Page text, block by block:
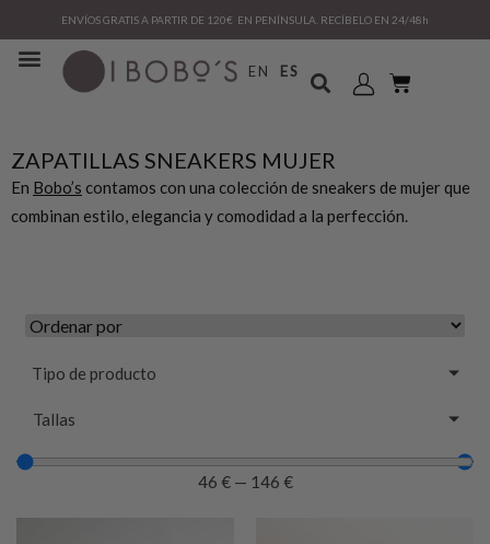
ENVÍOS GRATIS A PARTIR DE 120€ EN PENÍNSULA. RECÍBELO EN 24/48h
EN ES
ZAPATILLAS SNEAKERS MUJER
En Bobo’s contamos con una colección de sneakers de mujer que
combinan estilo, elegancia y comodidad a la perfección.
Tipo de producto
Tallas
46 €— 146 €